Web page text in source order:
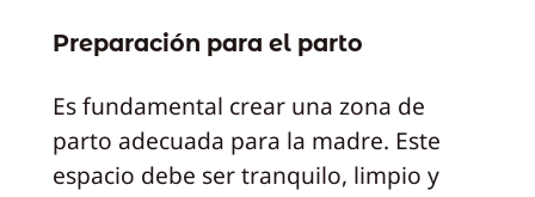
Preparación para el parto
Es fundamental crear una zona de
parto adecuada para la madre. Este
espacio debe ser tranquilo, limpio y